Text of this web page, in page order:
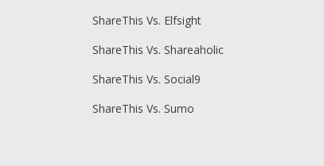
ShareThis Vs. Elfsight
ShareThis Vs. Shareaholic
ShareThis Vs. Social9
ShareThis Vs. Sumo